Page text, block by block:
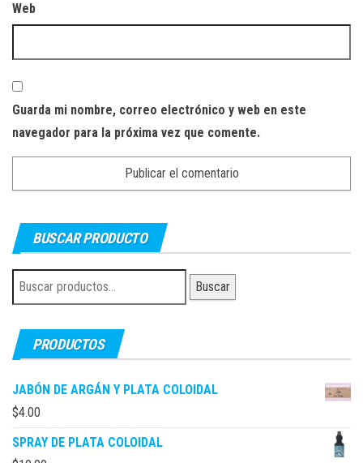
Web
Guarda mi nombre, correo electrónico y web en este
navegador para la próxima vez que comente.
BUSCAR PRODUCTO
Buscar
por:
Buscar
PRODUCTOS
JABÓN DE ARGÁN Y PLATA COLOIDAL
$4.00
SPRAY DE PLATA COLOIDAL